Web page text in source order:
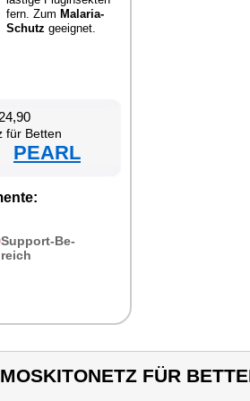
fern. Zum Ma­la­ria-
Schutz ge­eig­net.
für Bet­ten
PEARL
Sup­port-Be­
reich
FÜR